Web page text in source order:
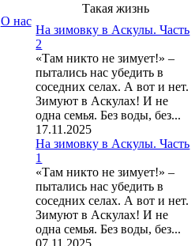
Такая жизнь
На зимовку в Аскулы. Часть
2
«Там никто не зимует!» –
пытались нас убедить в
соседних селах. А вот и нет.
Зимуют в Аскулах! И не
одна семья. Без воды, без...
17.11.2025
На зимовку в Аскулы. Часть
1
«Там никто не зимует!» –
пытались нас убедить в
соседних селах. А вот и нет.
Зимуют в Аскулах! И не
одна семья. Без воды, без...
07.11.2025
О нас